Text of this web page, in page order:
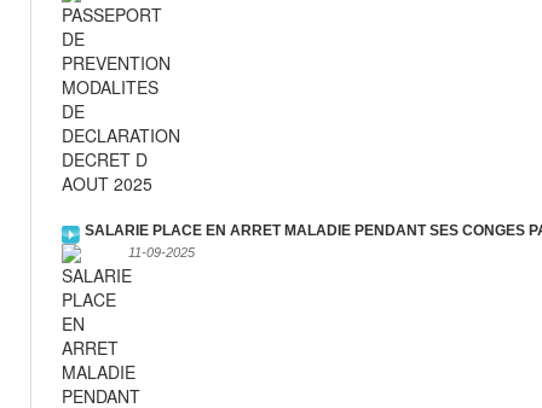
SALARIE PLACE EN ARRET MALADIE PENDANT SES CONGES
11-09-2025